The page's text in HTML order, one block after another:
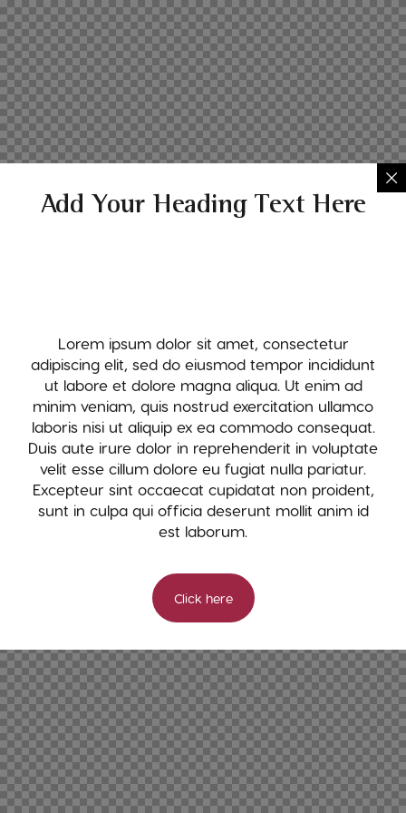
Add Your Heading Text Here
Lorem ipsum dolor sit amet, consectetur
adipiscing elit, sed do eiusmod tempor incididunt
ut labore et dolore magna aliqua. Ut enim ad
minim veniam, quis nostrud exercitation ullamco
laboris nisi ut aliquip ex ea commodo consequat.
Duis aute irure dolor in reprehenderit in voluptate
velit esse cillum dolore eu fugiat nulla pariatur.
Excepteur sint occaecat cupidatat non proident,
sunt in culpa qui officia deserunt mollit anim id
est laborum.
Click here